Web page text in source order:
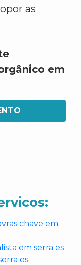
as
em
chave em
em serra es
es